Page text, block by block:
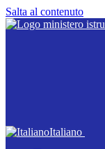
Salta al contenuto
Italiano